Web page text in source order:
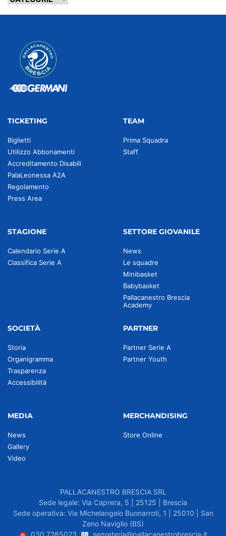
TICKETING
Biglietti
Utilizzo Abbonamenti
Accreditamento Disabili
PalaLeonessa A2A
Regolamento
Press Area
TEAM
Prima Squadra
Staff
STAGIONE
Calendario Serie A
Classifica Serie A
SETTORE GIOVANILE
News
Le squadre
Minibasket
Babybasket
Pallacanestro Brescia
Academy
SOCIETÀ
Storia
Organigramma
Trasparenza
Accessibilità
PARTNER
Partner Serie A
Partner Youth
MEDIA
News
Gallery
Video
MERCHANDISING
Store Online
PALLACANESTRO BRESCIA SRL
Sede legale: Via Caprera, 5 | 25125 | Brescia
Sede operativa: Via Michelangelo Buonarroti, 1 | 25010 | San
Zeno Naviglio (BS)